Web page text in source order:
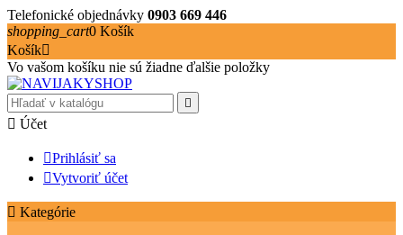
Telefonické objednávky 0903 669 446
shopping_cart0 Košík
Košík
Vo vašom košíku nie sú žiadne ďalšie položky

 Účet
Prihlásiť sa
Vytvoriť účet
 Kategórie